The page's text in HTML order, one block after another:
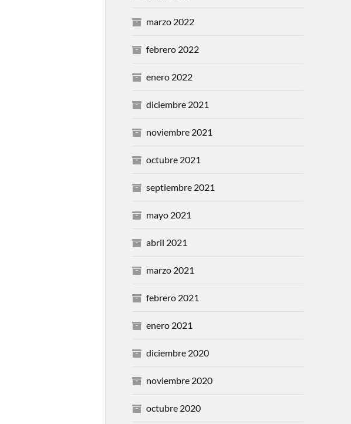
marzo 2022
febrero 2022
enero 2022
diciembre 2021
noviembre 2021
octubre 2021
septiembre 2021
mayo 2021
abril 2021
marzo 2021
febrero 2021
enero 2021
diciembre 2020
noviembre 2020
octubre 2020